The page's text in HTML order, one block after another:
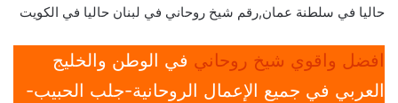
حاليا في سلطنة عمان,رقم شيخ روحاني في لبنان حاليا في الكويت
افضل واقوي شيخ روحاني في الوطن والخليج
العربي في جميع الإعمال الروحانية-جلب الحبيب-